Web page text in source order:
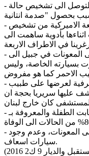
- تأخر الطبيب المعالج (ع م) 12 ساعة للتوصل الى تشخيص حالة
- لم يتمكن الاطباء في مستشفى الجامعة الاميركية من تشخيص
عولجت اثناءها بأدوية ساهمت الى
في الاطراف الاربعة
- طريقة نقل الوالد لطفلته من مستشفى المعونات في جبيل الى
بسيارته الخاصة، وليس
الاحمر كما هو مفروض
- توجه الوالد اولا الى اوتيل ديو في الاشرفية لعرضها على طبيب
عليها سريريا بحجة ان
كان خارج لبنان
- الجرثومة التي اصابت الطفلة والمعروفة بـ(sreptocoq) خطيرة
- عدم وجود طبيب طوارىء في مستشفى المعونات، وعدم وجود
سيارات اسعاف.